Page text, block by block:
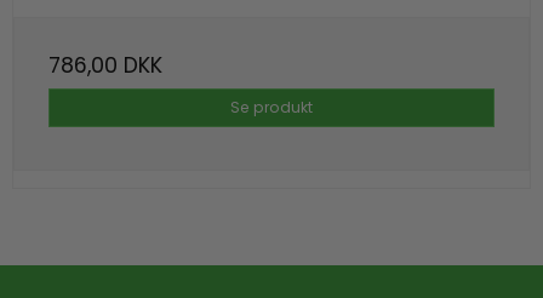
786,00 DKK
Se produkt